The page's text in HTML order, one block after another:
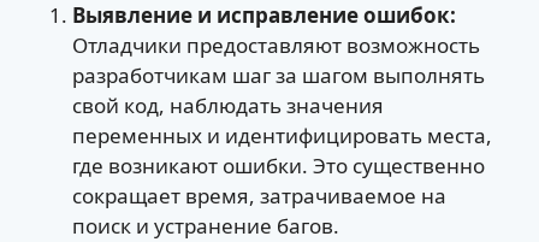
Выявление и исправление ошибок:
Отладчики предоставляют возможность
разработчикам шаг за шагом выполнять
свой код, наблюдать значения
переменных и идентифицировать места,
где возникают ошибки. Это существенно
сокращает время, затрачиваемое на
поиск и устранение багов.